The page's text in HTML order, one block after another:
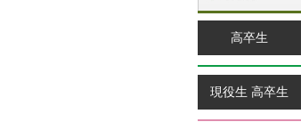
高卒生
現役生 高卒生